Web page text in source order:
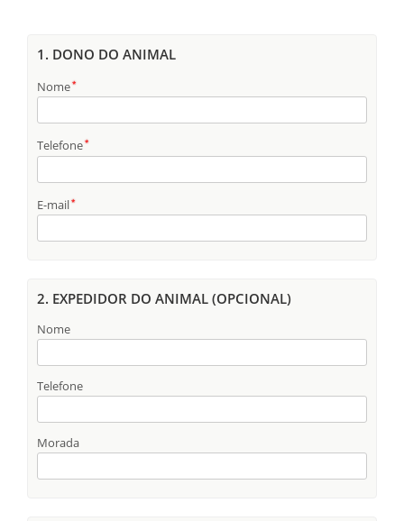
1. DONO DO ANIMAL
Nome
Telefone
E-mail
2. EXPEDIDOR DO ANIMAL (OPCIONAL)
Nome
Telefone
Morada